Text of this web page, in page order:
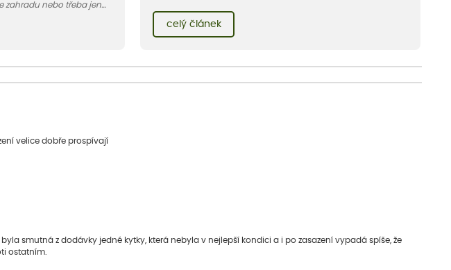
zahradu nebo třeba jen
léto bez pravidelné zálivky. Pojďme se podívat, které to jsou.
celý článek
velice dobře prospívají
smutná z dodávky jedné kytky, která nebyla v nejlepší kondici a i po zasazení vypadá spíše, že
ostatním.